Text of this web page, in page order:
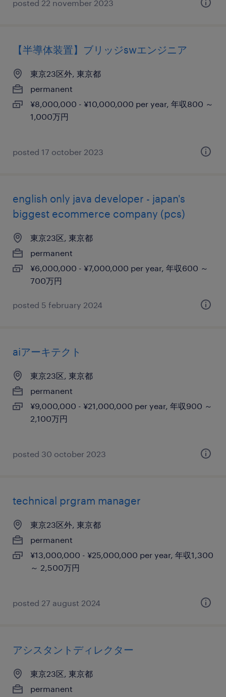
posted 22 november 2023
【半導体装置】ブリッジswエンジニア
東京23区外, 東京都
permanent
¥8,000,000 - ¥10,000,000 per year, 年収800 ～
1,000万円
posted 17 october 2023
english only java developer - japan's
biggest ecommerce company (pcs)
東京23区, 東京都
permanent
¥6,000,000 - ¥7,000,000 per year, 年収600 ～
700万円
posted 5 february 2024
aiアーキテクト
東京23区, 東京都
permanent
¥9,000,000 - ¥21,000,000 per year, 年収900 ～
2,100万円
posted 30 october 2023
technical prgram manager
東京23区外, 東京都
permanent
¥13,000,000 - ¥25,000,000 per year, 年収1,300
～ 2,500万円
posted 27 august 2024
アシスタントディレクター
東京23区, 東京都
permanent